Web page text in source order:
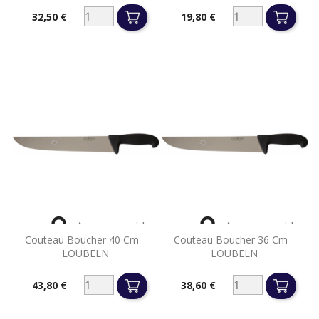
Prix32,50 € 19,80 €
Couteau Boucher 40 Cm -
LOUBELN
Prix43,80 €
 Aperçu rapide
Couteau Boucher 36 Cm -
LOUBELN
Prix38,60 €
 Aperçu rapide